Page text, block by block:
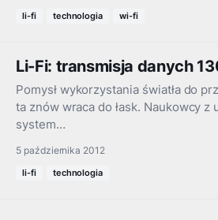
li-fi technologia wi-fi
Li-Fi: transmisja danych
Pomysł wykorzystania światła do
ta znów wraca do łask. Naukowcy
system…
5 października 2012
li-fi technologia